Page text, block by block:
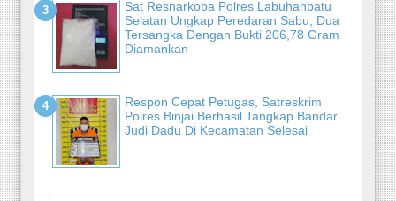
Sat Resnarkoba Polres Labuhanbatu
Selatan Ungkap Peredaran Sabu, Dua
Tersangka Dengan Bukti 206,78 Gram
Diamankan
Respon Cepat Petugas, Satreskrim
Polres Binjai Berhasil Tangkap Bandar
Judi Dadu Di Kecamatan Selesai
-